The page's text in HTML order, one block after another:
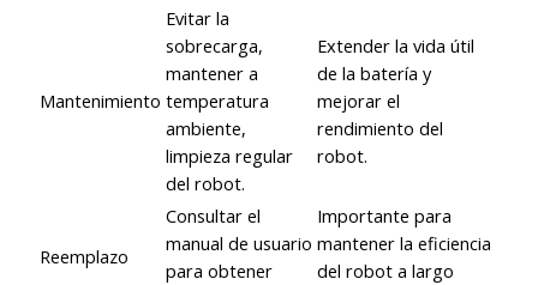
Mantenimiento
Evitar la
sobrecarga,
mantener a
temperatura
ambiente,
limpieza regular
del robot.
Extender la vida útil
de la batería y
mejorar el
rendimiento del
robot.
Reemplazo
Consultar el
manual de usuario
para obtener
Importante para
mantener la eficiencia
del robot a largo